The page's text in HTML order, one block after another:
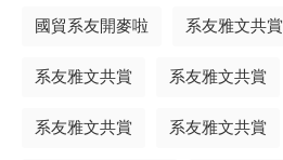
國貿系友開麥啦 系友雅文共賞
系友雅文共賞 系友雅文共賞
系友雅文共賞 系友雅文共賞